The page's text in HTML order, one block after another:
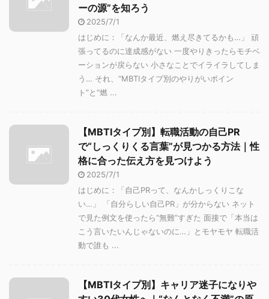
ーの源”を知ろう
2025/7/1
はじめに：「なんか最近、燃え尽きてるかも…」 頑
張ってるのに達成感がない 一度やりきったらモチベ
ーションが戻らない 小さなことでイライラしてしま
う… それ、“MBTIタイプ別のやりがいポイン
ト”と“燃 ...
【MBTIタイプ別】転職活動の自己PR
で“しっくりくる言葉”が見つかる方法｜性
格に合った伝え方を見つけよう
2025/7/1
はじめに：「自己PRって、なんかしっくりこな
い…」 「自分らしい自己PR」が分からない ネット
で見た例文を使ったら“無難”すぎた 面接で「本当は
こう言いたいんじゃないのに…」とモヤモヤ 転職活
動で誰も ...
【MBTIタイプ別】キャリア迷子になりや